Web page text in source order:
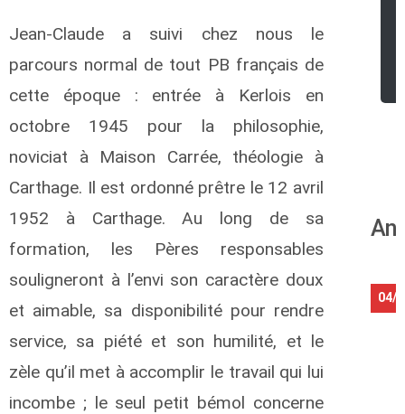
Jean-Claude a suivi chez nous le
parcours normal de tout PB français de
cette époque : entrée à Kerlois en
octobre 1945 pour la philosophie,
noviciat à Maison Carrée, théologie à
Carthage. Il est ordonné prêtre le 12 avril
1952 à Carthage. Au long de sa
formation, les Pères responsables
souligneront à l’envi son caractère doux
et aimable, sa disponibilité pour rendre
service, sa piété et son humilité, et le
zèle qu’il met à accomplir le travail qui lui
incombe ; le seul petit bémol concerne
04/